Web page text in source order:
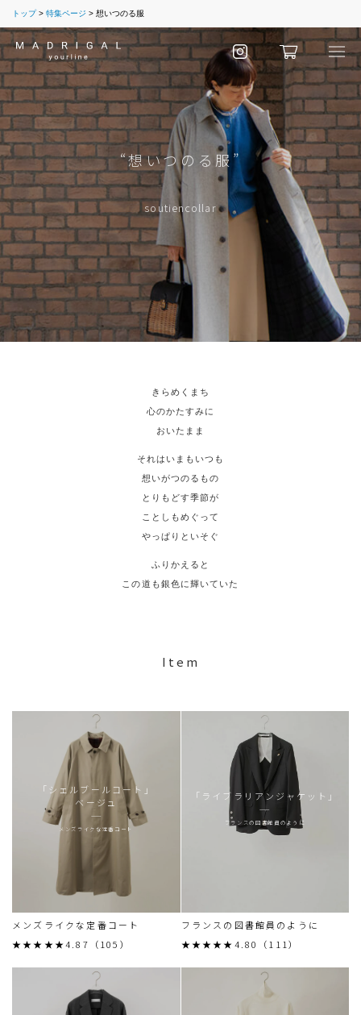
トップ 特集ページ 想いつのる服
“想いつのる服”
soutiencollar
きらめくまち
心のかたすみに
おいたまま
それはいまもいつも
想いがつのるもの
とりもどす季節が
ことしもめぐって
やっぱりといそぐ
ふりかえると
この道も銀色に輝いていた
Item
「シェルブールコート」
ベージュ
メンズライクな定番コート
メンズライクな定番コート
★★★★★4.87（105）
「ライブラリアンジャケット」
フランスの図書館員のように
フランスの図書館員のように
★★★★★4.80（111）